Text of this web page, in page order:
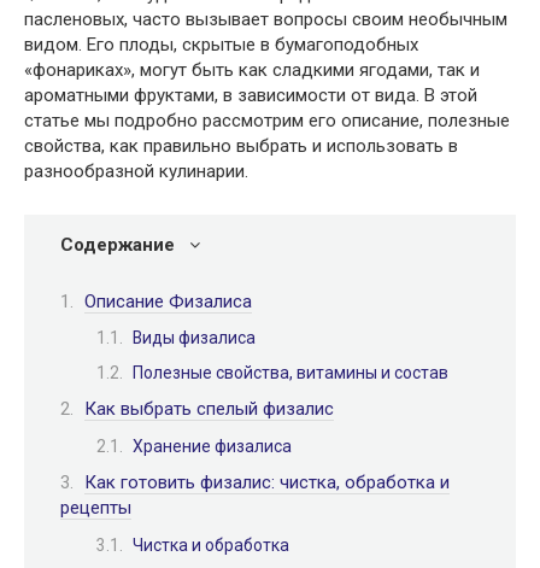
пасленовых, часто вызывает вопросы своим необычным
видом. Его плоды, скрытые в бумагоподобных
«фонариках», могут быть как сладкими ягодами, так и
ароматными фруктами, в зависимости от вида. В этой
статье мы подробно рассмотрим его описание, полезные
свойства, как правильно выбрать и использовать в
разнообразной кулинарии.
Содержание
Описание Физалиса
Виды физалиса
Полезные свойства, витамины и состав
Как выбрать спелый физалис
Хранение физалиса
Как готовить физалис: чистка, обработка и
рецепты
Чистка и обработка